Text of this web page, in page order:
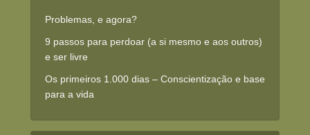
Problemas, e agora?
9 passos para perdoar (a si mesmo e aos outros)
e ser livre
Os primeiros 1.000 dias – Conscientização e base
para a vida